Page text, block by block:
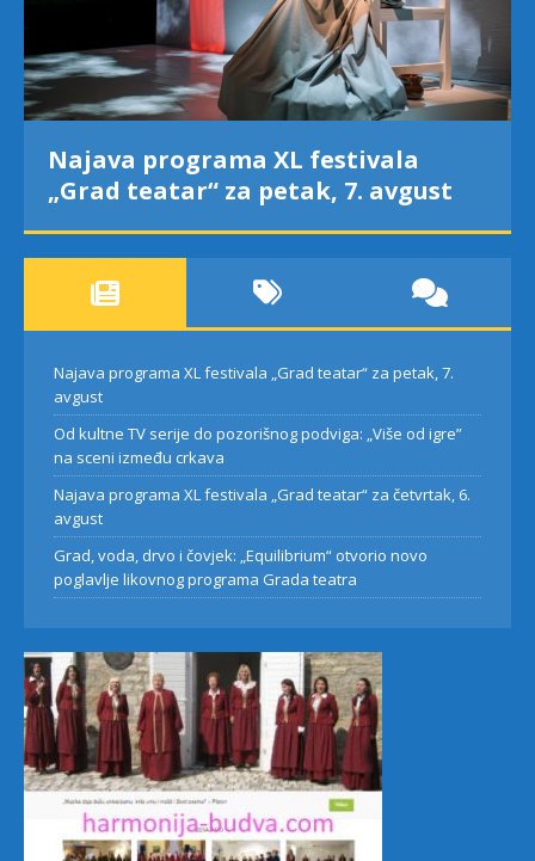
Najava programa XL festivala
„Grad teatar“ za petak, 7. avgust
Najava programa XL festivala „Grad teatar“ za petak, 7.
avgust
Od kultne TV serije do pozorišnog podviga: „Više od igre”
na sceni između crkava
Najava programa XL festivala „Grad teatar“ za četvrtak, 6.
avgust
Grad, voda, drvo i čovjek: „Equilibrium“ otvorio novo
poglavlje likovnog programa Grada teatra